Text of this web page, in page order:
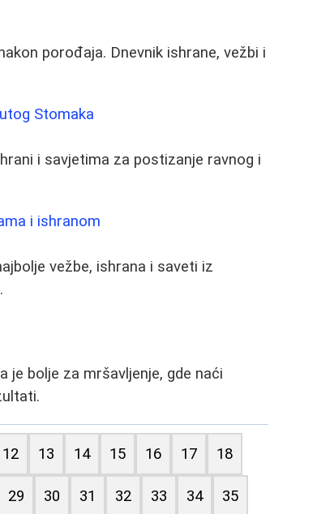
porođaja. Dnevnik ishrane, vežbi i
Stomaka
i savjetima za postizanje ravnog i
i ishranom
vežbe, ishrana i saveti iz
je bolje za mršavljenje, gde naći
12 13 14 15 16 17 18
29 30 31 32 33 34 35